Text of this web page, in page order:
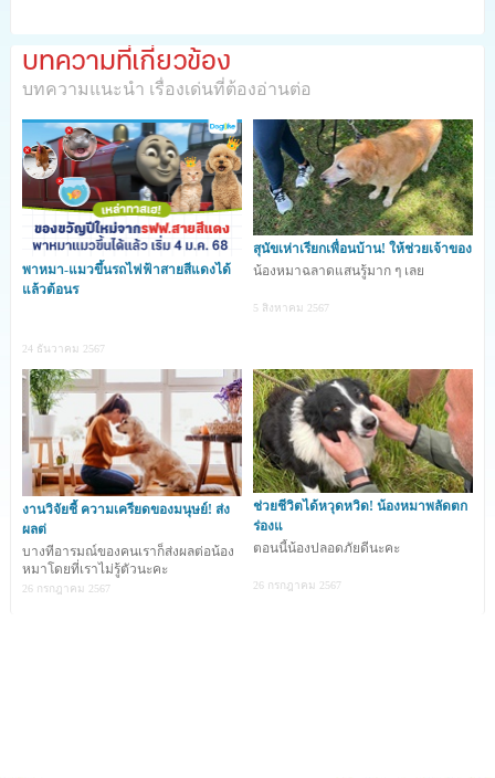
William Cobb ชายวัย 33 ปี ถูกตำรวจจับกุม และตั้งข้อหาทารุณ
กรรมสัตว์ ในวันศุกร์ที่ 12 กรกฎาคม ณ บริเวณถนนเมดิเตอร์เรเนียน
ในเขตเมืองเวย์มัธ รัฐแมสซาชูเซตส์ ประเทศสหรัฐอเมริกา หลังจาก
พบสุนัข 3 ตัว นอนเสียชีวิตอยู่ภายในรถตุู้บรรทุกสำหรับขนส่งสินค้า
ของเขาที่จอดอยู่ในย่าน Mattapan ของเมืองบอสตันเมื่อสัปดาห์ที่
แล้ว โดยเขาปฏิเสธว่าไม่มีส่วนรู้เห็นในเรื่องดังกล่าว
.
ตำรวจที่รับผิดชอบดูแลในเขตถนน Edgewater แจ้งว่าเมื่อคืนวัน
อังคารที่ 9 กรกฎาคม รถตู้บรรทุก U-Haul ของ William ที่จอดอยู่มี
กลิ่นเหม็น และมีแมลงอยู่ด้านใน นอกจากนี้ในรายงานของตำรวจยัง
ระบุอีกว่า เพื่อนบ้านที่อาศัยอยู่ในละเเวกนั้นบอกว่ากลิ่นเหม็นคล้าย
กับกลิ่นศพ และเมื่อเจ้าหน้าที่มาถึงบริเวณที่เกิดเหตุก็พบรถตู้บรรทุก
U-Haul ที่ถูกจอดทิ้งร้าง และมีกลิ่นเหม็นโชยเล็ดลอดออกมาพอเปิดรถ
บทความที่เกี่ยวข้อง
บทความแนะนำ เรื่องเด่นที่ต้องอ่านต่อ
พาหมา-แมวขึ้นรถไฟฟ้าสายสีแดงได้
แล้วต้อนร
24 ธันวาคม 2567
สุนัขเห่าเรียกเพื่อนบ้าน! ให้ช่วยเจ้าของ
น้องหมาฉลาดแสนรู้มาก ๆ เลย
5 สิงหาคม 2567
งานวิจัยชี้ ความเครียดของมนุษย์! ส่ง
ผลต่
บางทีอารมณ์ของคนเราก็ส่งผลต่อน้อง
หมาโดยที่เราไม่รู้ตัวนะคะ
26 กรกฎาคม 2567
ช่วยชีวิตได้หวุดหวิด! น้องหมาพลัดตก
ร่องแ
ตอนนี้น้องปลอดภัยดีนะคะ
26 กรกฎาคม 2567